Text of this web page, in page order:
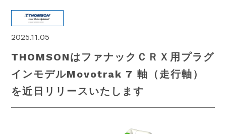
2025.11.05
THOMSONはファナックＣＲＸ用プラグ
インモデルMovotrak 7 軸（走行軸）
を近日リリースいたします